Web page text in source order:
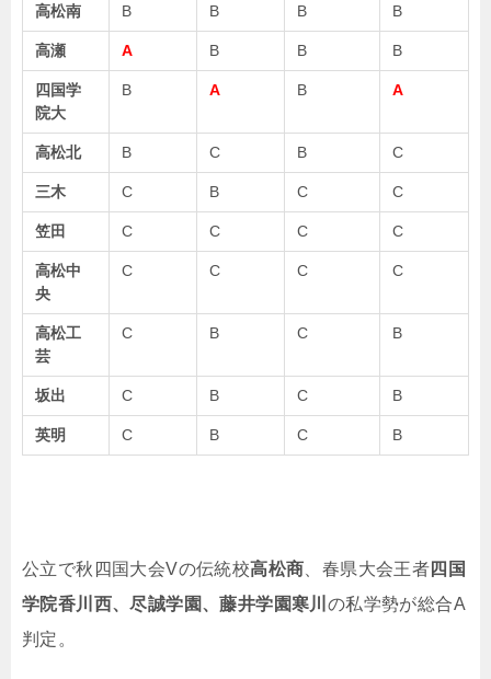
高松南 B B B B
高瀬 A B B B
四国学
院大
B A B A
高松北 B C B C
三木 C B C C
笠田 C C C C
高松中
央
C C C C
高松工
芸
C B C B
坂出 C B C B
英明 C B C B
公立で秋四国大会Vの伝統校高松商 、春県大会王者四国
学院香川西、尽誠学園、藤井学園寒川 の私学勢が総合A
判定。